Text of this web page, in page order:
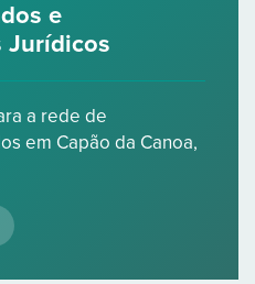
e
Jurídicos
a rede de
em Capão da Canoa,